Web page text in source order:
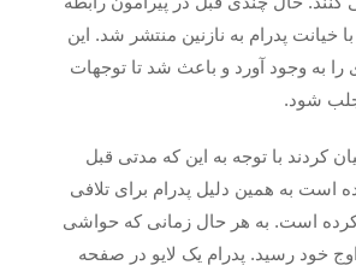
خیانت پدرام به نازنین منتشر شد. این
را به وجود آورد و باعث شد تا توجهات
شود.
کردند با توجه به این که مدتی قبل
است به همین دلیل پدرام برای تلافی
است. به هر حال زمانی که حواشی
اوج خود رسید. پدرام یک لایو در صفحه